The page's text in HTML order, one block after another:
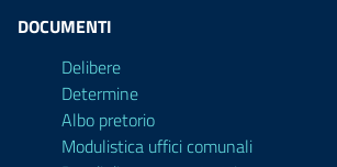
DOCUMENTI
Delibere
Determine
Albo pretorio
Modulistica uffici comunali